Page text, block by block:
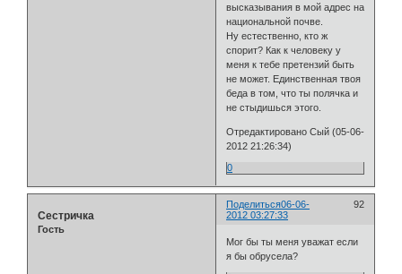
высказывания в мой адрес на
национальной почве.
Ну естественно, кто ж
спорит? Как к человеку у
меня к тебе претензий быть
не может. Единственная твоя
беда в том, что ты полячка и
не стыдишься этого.
Отредактировано Сый (05-06-
2012 21:26:34)
0
Поделиться 92
06-06-
2012 03:27:33
Сестричка
Гость
Мог бы ты меня уважат если
я бы обрусела?